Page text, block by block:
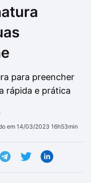
Drivers
Outros
para preencher
rápida e prática
em 14/03/2023 16h53min